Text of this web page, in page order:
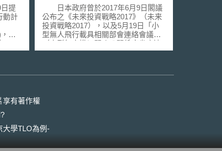
提
動計
目
對於
音、
線上
區性
持續
用服
日本政府曾於2017年6月9日閣議
公布之《未來投資戰略2017》（未来
投資戦略2017），以及5月19日「小
型無人飛行載具相關部會連絡會議」
（小型無人機に関する関係府省庁連
絡会議）公布之《空中工業革命時程
人航空機の目視外及び第三者上空等
での飛行に関する検討会），並於
享有著作權
大學TLO為例-